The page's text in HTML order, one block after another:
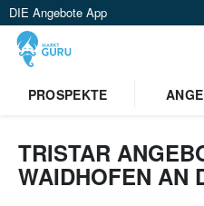
DIE Angebote App
PROSPEKTE
TRISTAR
WAIDHOFEN AN